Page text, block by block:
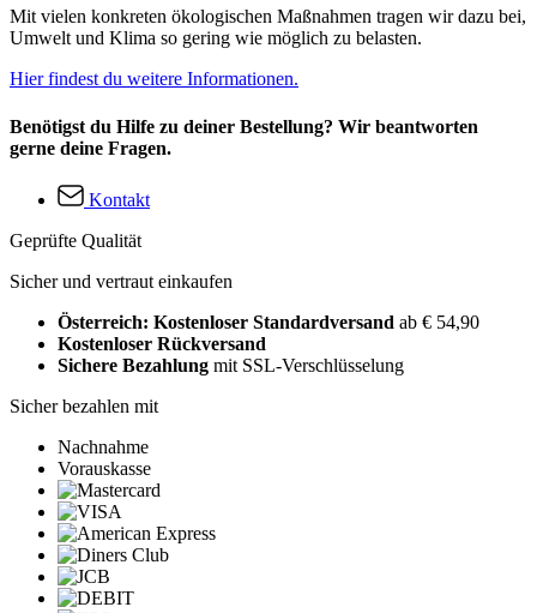
Mit vielen konkreten ökologischen Maßnahmen tragen wir dazu bei,
Umwelt und Klima so gering wie möglich zu belasten.
Hier findest du weitere Informationen.
Benötigst du Hilfe zu deiner Bestellung? Wir beantworten
gerne deine Fragen.
Kontakt
Geprüfte Qualität
Sicher und vertraut einkaufen
Österreich: Kostenloser Standardversand ab € 54,90
Kostenloser Rückversand
Sichere Bezahlung mit SSL-Verschlüsselung
Sicher bezahlen mit
Nachnahme
Vorauskasse